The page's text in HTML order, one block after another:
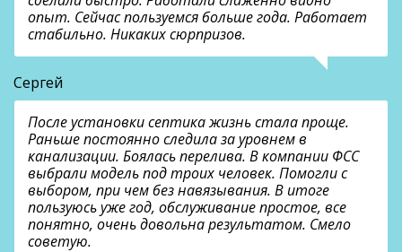
опыт. Сейчас пользуемся больше года. Работает
стабильно. Никаких сюрпризов.
Сергей
После установки септика жизнь стала проще.
Раньше постоянно следила за уровнем в
канализации. Боялась перелива. В компании ФСС
выбрали модель под троих человек. Помогли с
выбором, при чем без навязывания. В итоге
пользуюсь уже год, обслуживание простое, все
понятно, очень довольна результатом. Смело
советую.